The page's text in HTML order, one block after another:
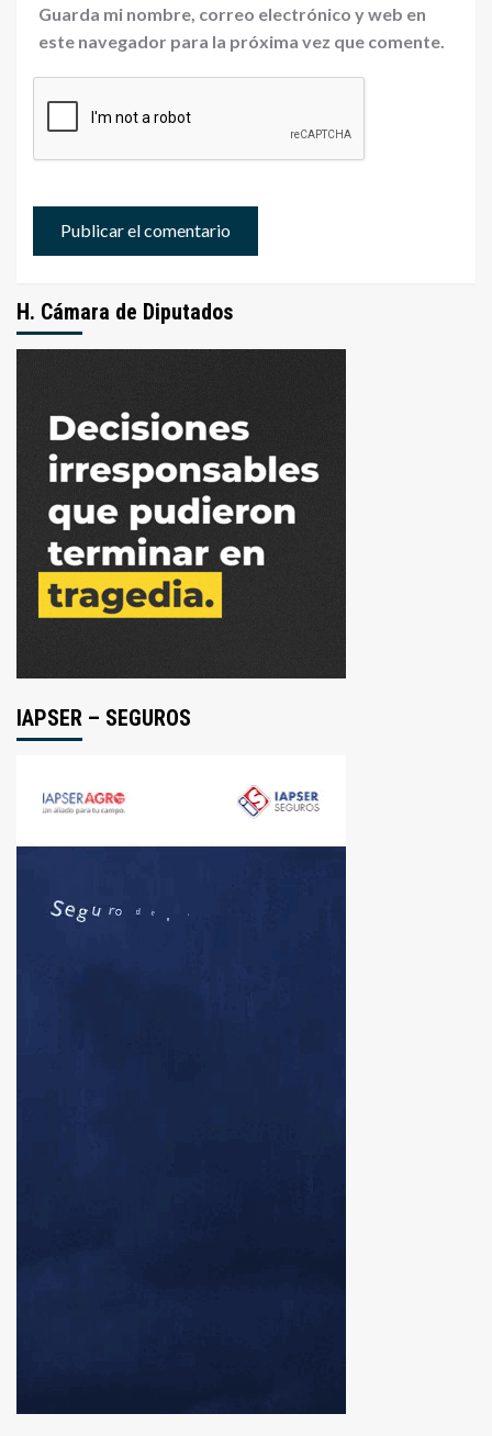
Guarda mi nombre, correo electrónico y web en
este navegador para la próxima vez que comente.
H. Cámara de Diputados
IAPSER – SEGUROS